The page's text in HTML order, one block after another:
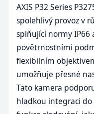
AXIS P32 Series
spolehlivý provoz v
splňující normy IP66
povětrnostními
flexibilním
umožňuje přesné
Tato kamera
hladkou integraci